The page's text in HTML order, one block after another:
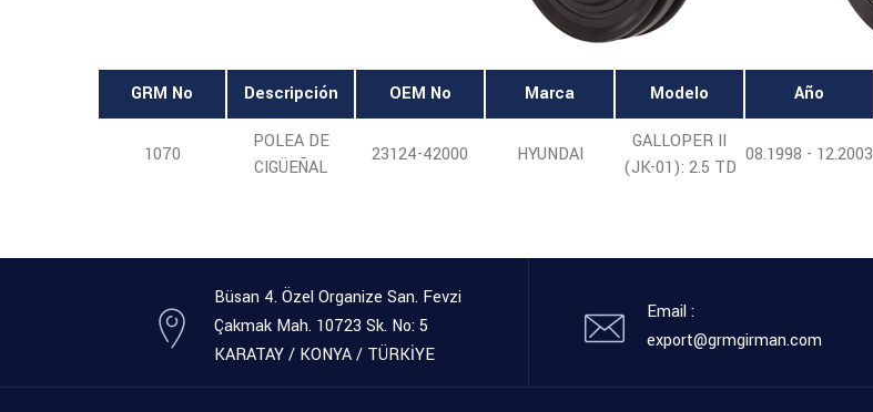
GRM No Descripción OEM No Marca Modelo Año
1070
POLEA DE
CIGÜEÑAL
23124-42000 HYUNDAI
GALLOPER II
(JK-01): 2.5 TD
08.1998 - 12.2003
Büsan 4. Özel Organize San. Fevzi
Çakmak Mah. 10723 Sk. No: 5
KARATAY / KONYA / TÜRKİYE
Email :
export@grmgirman.com